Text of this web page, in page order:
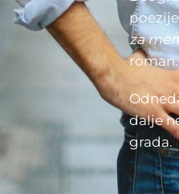
za
roman.
dalje
grada.